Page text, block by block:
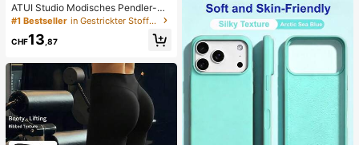
ATUI Studio Modisches Pendler-Str
eifenkleid aus Strick für Damen, So
#1 Bestseller in Gestrickter Stoff Damen Pulloverkleider
CHF13 ,87